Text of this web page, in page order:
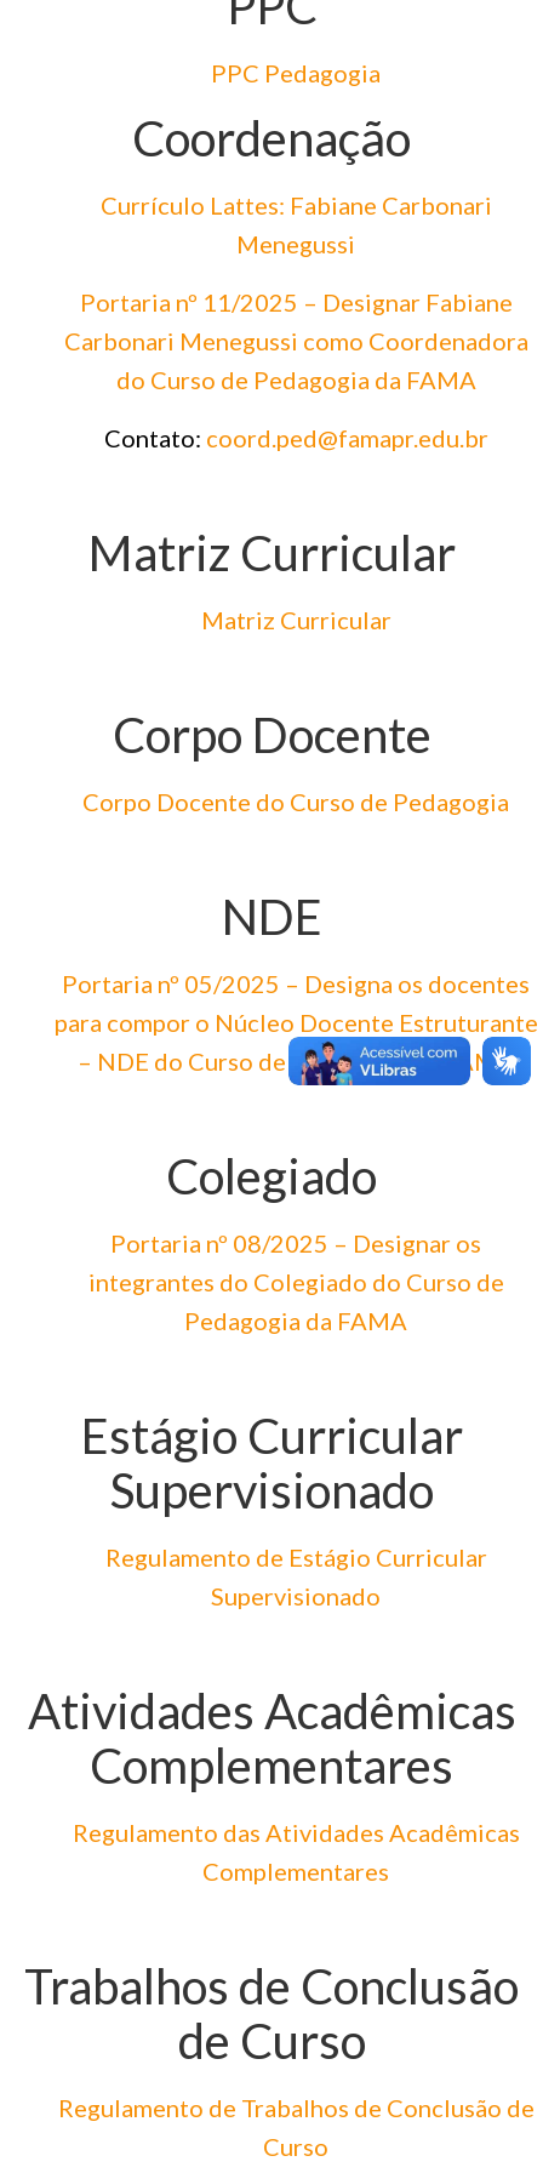
PPC Pedagogia
Coordenação
Currículo Lattes: Fabiane Carbonari
Menegussi
Portaria nº 11/2025 – Designar Fabiane
Carbonari Menegussi como Coordenadora
do Curso de Pedagogia da FAMA
Contato: coord.ped@famapr.edu.br
Matriz Curricular
Matriz Curricular
Corpo Docente
Corpo Docente do Curso de Pedagogia
NDE
Portaria nº 05/2025 – Designa os docentes
para compor o Núcleo Docente Estruturante
– NDE do Curso de Pedagogia da FAMA
Colegiado
Portaria nº 08/2025 – Designar os
integrantes do Colegiado do Curso de
Pedagogia da FAMA
Estágio Curricular
Supervisionado
Regulamento de Estágio Curricular
Supervisionado
Atividades Acadêmicas
Complementares
Regulamento das Atividades Acadêmicas
Complementares
Trabalhos de Conclusão
de Curso
Regulamento de Trabalhos de Conclusão de
Curso